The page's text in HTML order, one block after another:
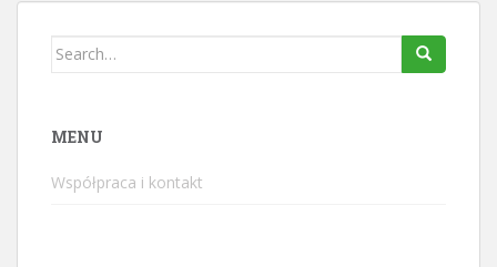
Search
MENU
Współpraca i kontakt